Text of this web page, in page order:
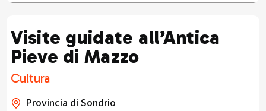
Visite guidate all’Antica
Pieve di Mazzo
Cultura
Provincia di Sondrio